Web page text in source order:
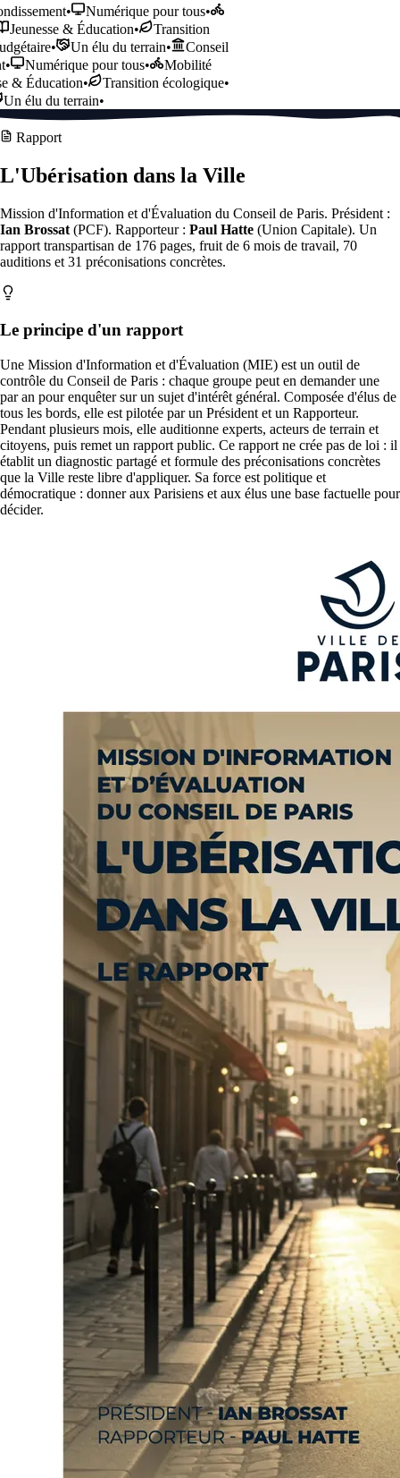
• Numérique pour tous•
& Éducation•
Transition
• Un élu du terrain•
Conseil
Numérique pour tous•
Mobilité
Éducation• Transition écologique•
élu du terrain•
Rapport
L'Ubérisation dans la Ville
Mission d'Information et d'Évaluation du Conseil de Paris. Président :
Ian Brossat (PCF). Rapporteur : Paul Hatte (Union Capitale). Un
rapport transpartisan de 176 pages, fruit de 6 mois de travail, 70
auditions et 31 préconisations concrètes.
Le principe d'un rapport
Une Mission d'Information et d'Évaluation (MIE) est un outil de
contrôle du Conseil de Paris : chaque groupe peut en demander une
par an pour enquêter sur un sujet d'intérêt général. Composée d'élus de
tous les bords, elle est pilotée par un Président et un Rapporteur.
Pendant plusieurs mois, elle auditionne experts, acteurs de terrain et
citoyens, puis remet un rapport public. Ce rapport ne crée pas de loi : il
établit un diagnostic partagé et formule des préconisations concrètes
que la Ville reste libre d'appliquer. Sa force est politique et
démocratique : donner aux Parisiens et aux élus une base factuelle pour
décider.